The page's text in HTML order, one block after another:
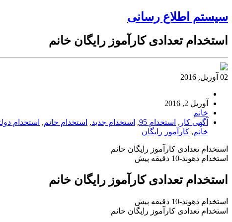
سیستم اطلاع رسانی
استخدام تعدادی کارآموز رایگان خانم
02 آوریل, 2016
آوریل 2, 2016
خانم
آگهی کار , استخدام 95 , استخدام جدید, استخدام خانم, استخدام
خانم, کارآموز رایگان
استخدام تعدادی کارآموز رایگان خانم
استخدام دهوند-10 دقیقه پیش
استخدام تعدادی کارآموز رایگان خانم
استخدام دهوند-10 دقیقه پیش
استخدام تعدادی کارآموز رایگان خانم